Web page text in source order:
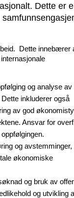
Dette er
Dette innebærer
og analyse av
inkluderer også
av god
Ansvar for
og avstemminger,
økonomiske
og bruk av
og utvikling